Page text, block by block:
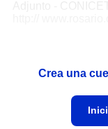
Crea una